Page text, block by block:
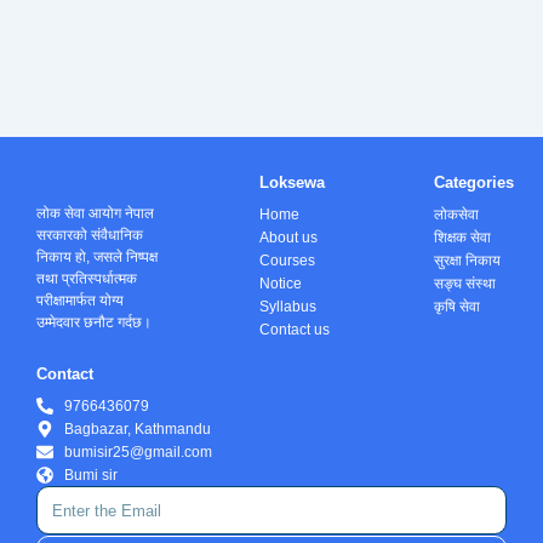
लोक सेवा आयोग नेपाल
सरकारको संवैधानिक
निकाय हो, जसले निष्पक्ष
तथा प्रतिस्पर्धात्मक
परीक्षामार्फत योग्य
उम्मेदवार छनौट गर्दछ।
Loksewa
Home
About us
Courses
Notice
Syllabus
Contact us
Categories
लोकसेवा
शिक्षक सेवा
सुरक्षा निकाय
सङ्घ संस्था
कृषि सेवा
Contact
9766436079
Bagbazar, Kathmandu
bumisir25@gmail.com
Bumi sir